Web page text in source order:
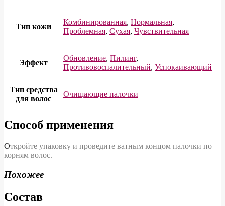
Тип кожи
Комбинированная, Нормальная,
Проблемная, Сухая, Чувствительная
Эффект
Обновление, Пилинг,
Противовоспалительный, Успокаивающий
Тип средства
для волос
Очищающие палочки
Способ применения
Откройте упаковку и проведите ватным концом палочки по
корням волос.
Похожее
Состав